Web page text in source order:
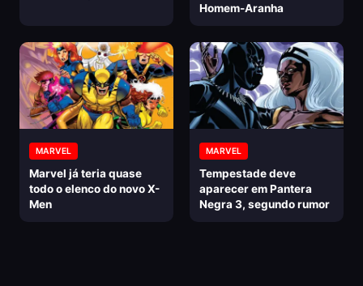
Homem-Aranha
MARVEL
Marvel já teria quase
todo o elenco do novo X-
Men
MARVEL
Tempestade deve
aparecer em Pantera
Negra 3, segundo rumor